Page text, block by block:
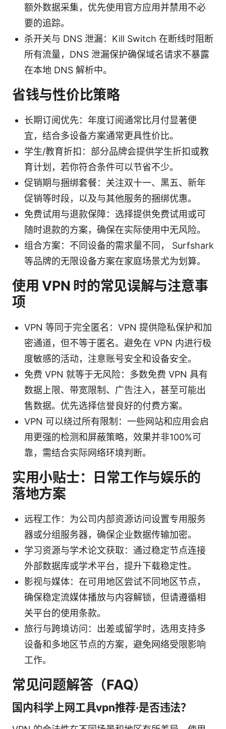
额外数据采集，优先使用官方应用并禁用不必
要的追踪。
杀开关与 DNS 泄漏：Kill Switch 在断线时阻断
所有流量，DNS 泄漏保护确保域名请求不暴露
在本地 DNS 解析中。
省钱与性价比策略
长期订阅优先：年度订阅通常比月付显著便
宜，结合多设备方案通常更具性价比。
学生/教育折扣：部分品牌会提供学生折扣或教
育计划，若你符合条件可以节省不少。
促销期与捆绑套餐：关注双十一、黑五、新年
促销等时段，以及与其他服务的捆绑优惠。
免费试用与退款保障：选择提供免费试用或可
随时退款的方案，确保在实际使用中无风险。
组合方案：不同设备的需求量不同， Surfshark
等品牌的无限设备方案在家庭场景尤为划算。
使用 VPN 时的常见误解与注意事
项
VPN 等同于完全匿名：VPN 提供隐私保护和加
密通道，但不等于匿名。避免在 VPN 内进行极
度敏感的活动，注意账号安全和设备安全。
免费 VPN 就等于无风险：多数免费 VPN 具有
数据上限、带宽限制、广告注入，甚至可能出
售数据。优先选择信誉良好的付费方案。
VPN 可以绕过所有限制：一些网站和应用会启
用更强的检测和屏蔽策略，效果并非100%可
靠，需结合实际网络环境判断。
实用小贴士：日常工作与娱乐的
落地方案
远程工作：为公司内部资源访问设置专用服务
器或分组服务器，确保企业数据传输加密。
学习资源与学术论文获取：通过稳定节点连接
外部数据库或学术平台，提升下载稳定性。
影视与媒体：在可用地区尝试不同地区节点，
确保稳定流媒体播放与内容解锁，但请遵循相
关平台的使用条款。
旅行与跨境访问：出差或留学时，选用支持多
设备和多地区节点的方案，避免网络受限影响
工作。
常见问题解答（FAQ）
国内科学上网工具vpn推荐·是否违法？